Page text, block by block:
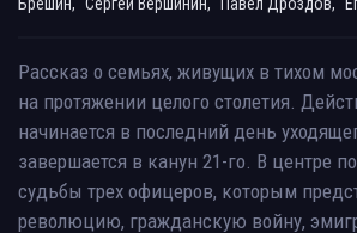
Рассказ о семьях, живущих в тихом
на протяжении целого столетия.
начинается в последний день
завершается в канун 21-го. В центре
судьбы трех офицеров, которым
революцию, гражданскую войну,